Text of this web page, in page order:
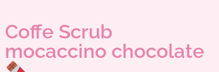
Coffe Scrub
mocaccino chocolate